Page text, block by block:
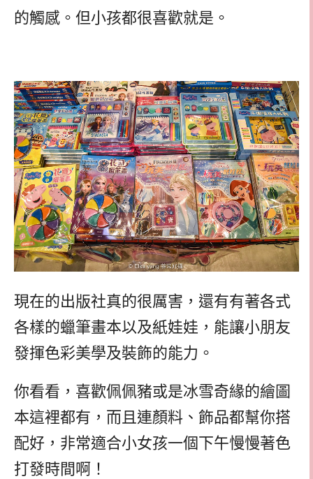
的觸感。但小孩都很喜歡就是。
現在的出版社真的很厲害，還有有著各式
各樣的蠟筆畫本以及紙娃娃，能讓小朋友
發揮色彩美學及裝飾的能力。
你看看，喜歡佩佩豬或是冰雪奇緣的繪圖
本這裡都有，而且連顏料、飾品都幫你搭
配好，非常適合小女孩一個下午慢慢著色
打發時間啊！